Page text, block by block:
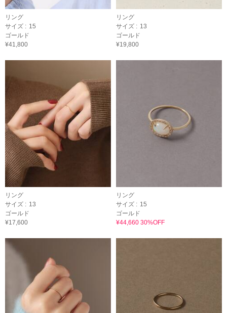
リング
サイズ : 15
ゴールド
¥41,800
リング
サイズ : 13
ゴールド
¥19,800
リング
サイズ : 13
ゴールド
¥17,600
リング
サイズ : 15
ゴールド
¥44,660 30%OFF